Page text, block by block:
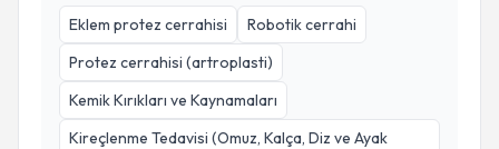
Eklem protez cerrahisi
Robotik cerrahi
Protez cerrahisi (artroplasti)
Kemik Kırıkları ve Kaynamaları
Kireçlenme Tedavisi (Omuz, Kalça, Diz ve Ayak